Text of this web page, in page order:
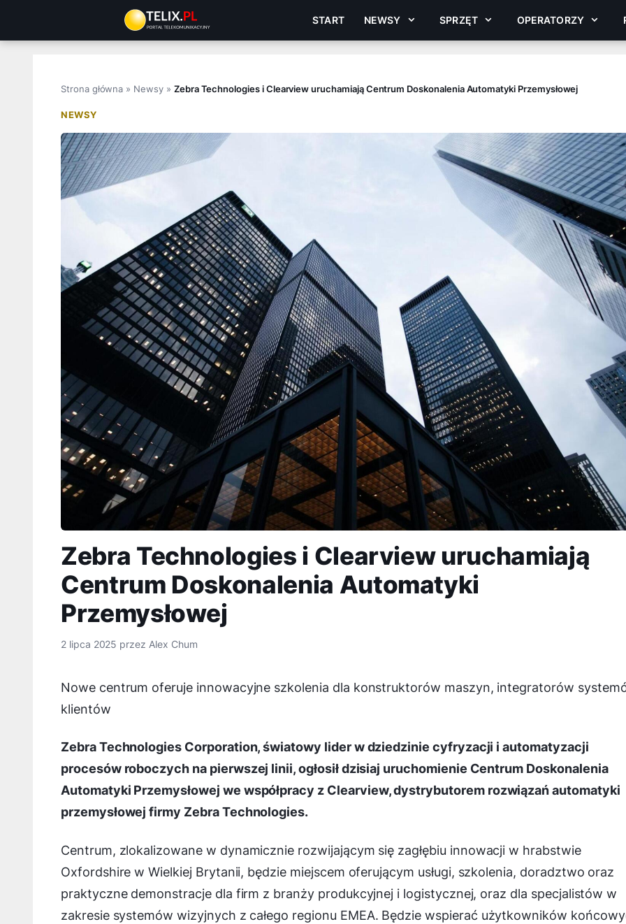
treści
START NEWSY SPRZĘT OPERATORZY
Strona główna » Newsy» Zebra Technologies i Clearview uruchamiają Centrum Doskonalenia Automatyki Przemysłowej
NEWSY
Zebra Technologies i Clearview uruchamiają
Centrum Doskonalenia Automatyki
Przemysłowej
2 lipca 2025 przezAlex Chum
Nowe centrum oferuje innowacyjne szkolenia dla konstruktorów maszyn, integratorów
klientów
Zebra Technologies Corporation, światowy lider w dziedzinie cyfryzacji i automatyzacji
procesów roboczych na pierwszej linii, ogłosił dzisiaj uruchomienie Centrum Doskonalenia
Automatyki Przemysłowej we współpracy z Clearview, dystrybutorem rozwiązań automatyki
przemysłowej firmy Zebra Technologies.
Centrum, zlokalizowane w dynamicznie rozwijającym się zagłębiu innowacji w hrabstwie
Oxfordshire w Wielkiej Brytanii, będzie miejscem oferującym usługi, szkolenia, doradztwo oraz
praktyczne demonstracje dla firm z branży produkcyjnej i logistycznej, oraz dla specjalistów w
zakresie systemów wizyjnych z całego regionu EMEA. Będzie wspierać użytkowników